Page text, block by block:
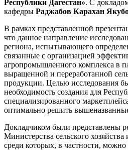
Республики Дагестан». С
кафедры Раджабов Карахан
В рамках представленной
что данное направление
региона, испытывающего
связанные с организацией
агропромышленного комплекса в
выращенной и переработанной
продукции. Целью исследования
необходимость создания для
специализированного
оптимально решить
Докладчиком были представлены
Министерства сельского
среди которых, в частности, можно